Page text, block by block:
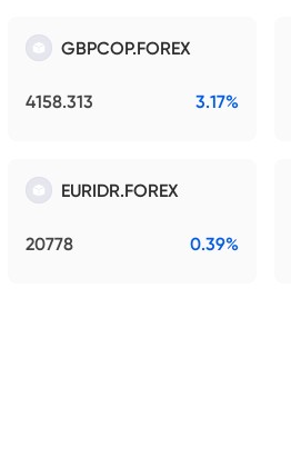
GBPCOP.FOREX
4158.313 3.17%
EURIDR.FOREX
20778 0.39%